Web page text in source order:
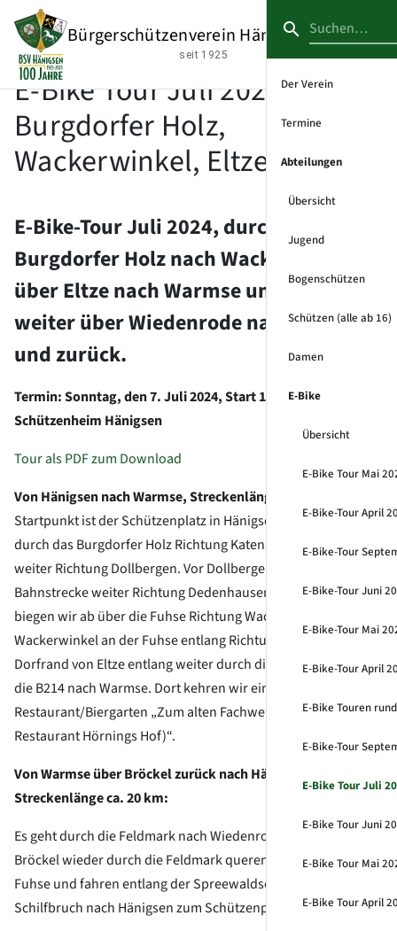
Bürgerschützenverein Hänigsen e.V.
seit 1925
Der Verein
Termine
Abteilungen
Übersicht
Jugend
Bogenschützen
Schützen (alle ab 16)
Damen
E-Bike
Übersicht
E-Bike Tour Mai
E-Bike-Tour April
E-Bike-Tour
E-Bike-Tour Juni
E-Bike-Tour April
E-Bike Touren
E-Bike-Tour
E-Bike Tour Juni
E-Bike Tour Mai
E-Bike Tour April
Startseite Abteilungen
E-Bike Tour Juli 2024 –
Burgdorfer Holz, Wackerwinkel, Eltze, Bröckel
E-Bike Tour Juli 2024 –
Burgdorfer Holz,
Wackerwinkel, Eltze, Bröckel
E-Bike-Tour Juli 2024, durch das
Burgdorfer Holz nach Wackerwinkel,
über Eltze nach Warmse und dann
weiter über Wiedenrode nach Bröckel
und zurück.
Termin: Sonntag, den 7. Juli 2024, Start 10.00 Uhr,
Schützenheim Hänigsen
Tour als PDF zum Download
Von Hänigsen nach Warmse, Streckenlänge ca. 30 km:
Startpunkt ist der Schützenplatz in Hänigsen. Von dort geht es
durch das Burgdorfer Holz Richtung Katensen und dann
weiter Richtung Dollbergen. Vor Dollbergen und der
Bahnstrecke weiter Richtung Dedenhausen. Bei Dedenhausen
biegen wir ab über die Fuhse Richtung Wackerwinkel. Von
Wackerwinkel an der Fuhse entlang Richtung Eltze. Am
Dorfrand von Eltze entlang weiter durch die Feldmark über
die B214 nach Warmse. Dort kehren wir ein im
Restaurant/Biergarten „Zum alten Fachwerk (ehemals
Restaurant Hörnings Hof)“.
Von Warmse über Bröckel zurück nach Hänigsen,
Streckenlänge ca. 20 km:
Es geht durch die Feldmark nach Wiedenrode und weiter nach
Bröckel wieder durch die Feldmark queren wir die Erse und
Fuhse und fahren entlang der Spreewaldseen durch den
Schilfbruch nach Hänigsen zum Schützenplatz.